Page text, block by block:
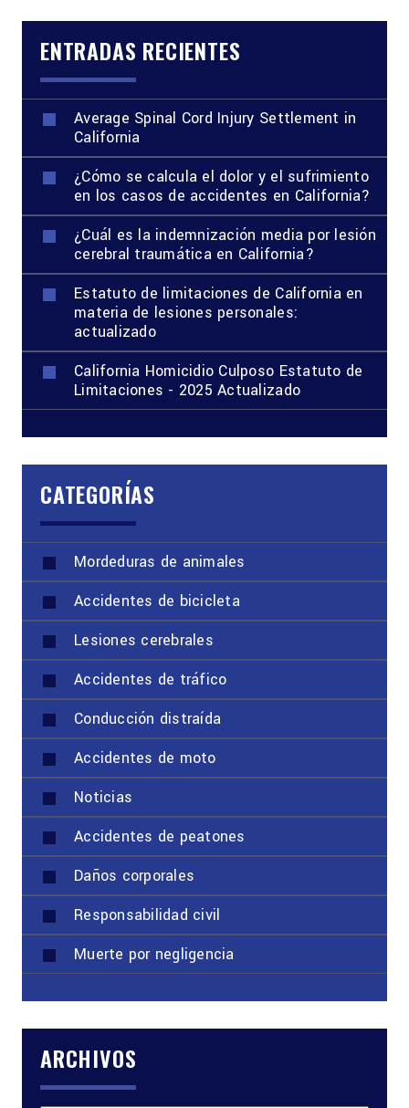
ENTRADAS RECIENTES
Average Spinal Cord Injury Settlement in
California
¿Cómo se calcula el dolor y el sufrimiento
en los casos de accidentes en California?
¿Cuál es la indemnización media por lesión
cerebral traumática en California?
Estatuto de limitaciones de California en
materia de lesiones personales:
actualizado
California Homicidio Culposo Estatuto de
Limitaciones - 2025 Actualizado
CATEGORÍAS
Mordeduras de animales
Accidentes de bicicleta
Lesiones cerebrales
Accidentes de tráfico
Conducción distraída
Accidentes de moto
Noticias
Accidentes de peatones
Daños corporales
Responsabilidad civil
Muerte por negligencia
ARCHIVOS